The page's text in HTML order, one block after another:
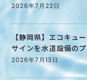
2026年7月22日
【静岡県】エコキュ
サインを水道設備の
2026年7月13日